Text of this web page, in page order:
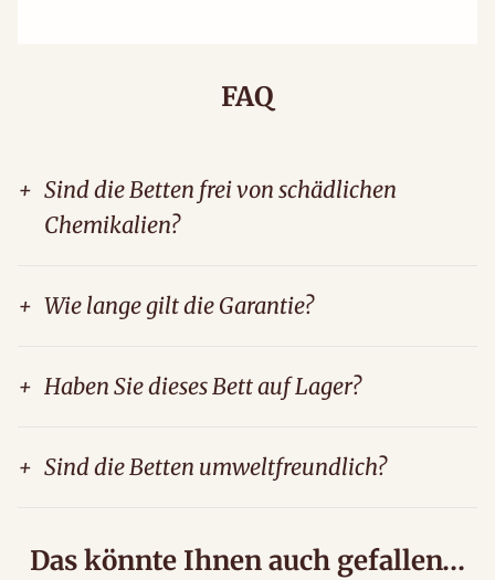
FAQ
+ Sind die Betten frei von schädlichen
Chemikalien?
+ Wie lange gilt die Garantie?
+ Haben Sie dieses Bett auf Lager?
+ Sind die Betten umweltfreundlich?
Das könnte Ihnen auch gefallen…